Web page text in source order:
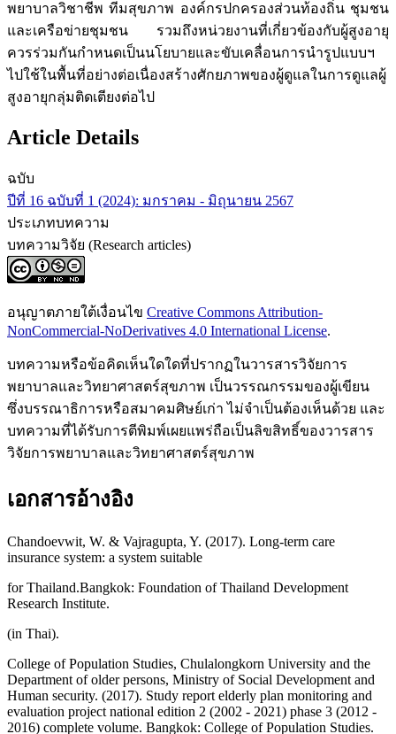
พยาบาลวิชาชีพ ทีมสุขภาพ องค์กรปกครองส่วนท้องถิ่น ชุมชน
และเครือข่ายชุมชน รวมถึงหน่วยงานที่เกี่ยวข้องกับผู้สูงอายุ
ควรร่วมกันกำหนดเป็นนโยบายและขับเคลื่อนการนำรูปแบบฯ
ไปใช้ในพื้นที่อย่างต่อเนื่องสร้างศักยภาพของผู้ดูแลในการดูแลผู้
สูงอายุกลุ่มติดเตียงต่อไป
Article Details
ฉบับ
ปีที่ 16 ฉบับที่ 1 (2024): มกราคม - มิถุนายน 2567
ประเภทบทความ
บทความวิจัย (Research articles)
อนุญาตภายใต้เงื่อนไข Creative Commons Attribution-
NonCommercial-NoDerivatives 4.0 International License.
บทความหรือข้อคิดเห็นใดใดที่ปรากฏในวารสารวิจัยการ
พยาบาลและวิทยาศาสตร์สุขภาพ เป็นวรรณกรรมของผู้เขียน
ซึ่งบรรณาธิการหรือสมาคมศิษย์เก่า ไม่จำเป็นต้องเห็นด้วย และ
บทความที่ได้รับการตีพิมพ์เผยแพร่ถือเป็นลิขสิทธิ์ของวารสาร
วิจัยการพยาบาลและวิทยาศาสตร์สุขภาพ
เอกสารอ้างอิง
Chandoevwit, W. & Vajragupta, Y. (2017). Long-term care
insurance system: a system suitable
for Thailand.Bangkok: Foundation of Thailand Development
Research Institute.
(in Thai).
College of Population Studies, Chulalongkorn University and the
Department of older persons, Ministry of Social Development and
Human security. (2017). Study report elderly plan monitoring and
evaluation project national edition 2 (2002 - 2021) phase 3 (2012 -
2016) complete volume. Bangkok: College of Population Studies.